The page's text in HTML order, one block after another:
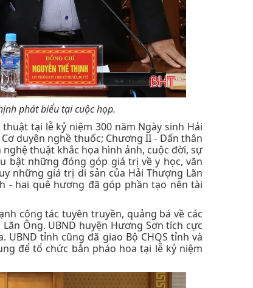
phát biểu tại cuộc họp.
tại lễ kỷ niệm 300 năm Ngày sinh Hải
duyên nghề thuốc; Chương II - Dấn thân
thuật khắc họa hình ảnh, cuộc đời, sự
bật những đóng góp giá trị về y học, văn
những giá trị di sản của Hải Thượng Lãn
- hai quê hương đã góp phần tạo nên tài
công tác tuyên truyền, quảng bá về các
Ông. UBND huyện Hương Sơn tích cực
tỉnh cũng đã giao Bộ CHQS tỉnh và
để tổ chức bắn pháo hoa tại lễ kỷ niệm